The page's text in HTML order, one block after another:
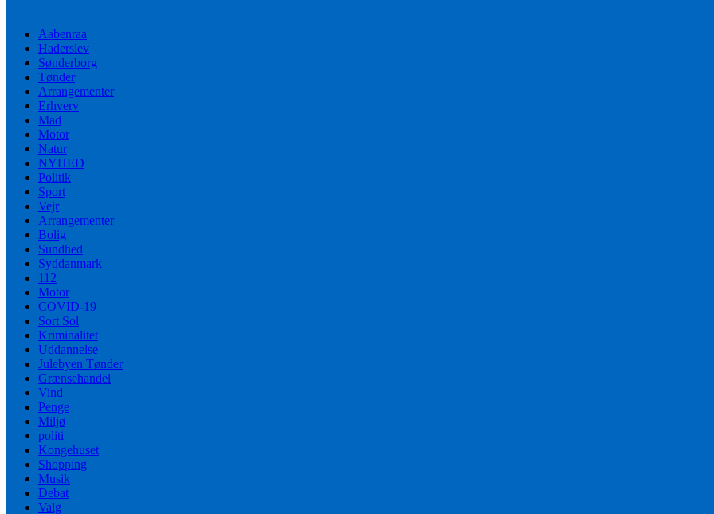
Aabenraa
Haderslev
Sønderborg
Tønder
Arrangementer
Erhverv
Mad
Motor
Natur
NYHED
Politik
Sport
Vejr
Arrangementer
Bolig
Sundhed
Syddanmark
112
Motor
COVID-19
Sort Sol
Kriminalitet
Uddannelse
Julebyen Tønder
Grænsehandel
Vind
Penge
Miljø
politi
Kongehuset
Shopping
Musik
Debat
Valg